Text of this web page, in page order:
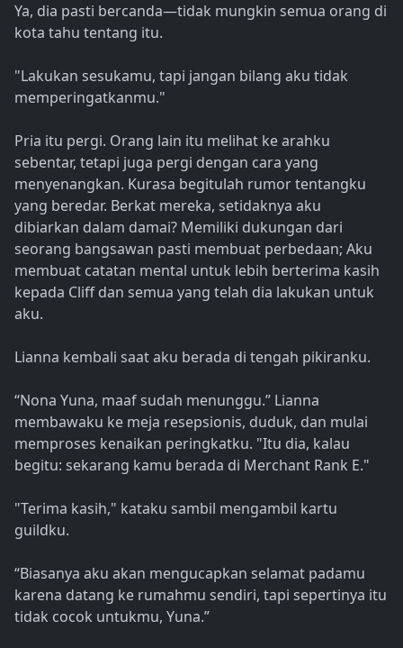
Ya, dia pasti bercanda—tidak mungkin semua orang di
kota tahu tentang itu.
"Lakukan sesukamu, tapi jangan bilang aku tidak
memperingatkanmu."
Pria itu pergi. Orang lain itu melihat ke arahku
sebentar, tetapi juga pergi dengan cara yang
menyenangkan. Kurasa begitulah rumor tentangku
yang beredar. Berkat mereka, setidaknya aku
dibiarkan dalam damai? Memiliki dukungan dari
seorang bangsawan pasti membuat perbedaan; Aku
membuat catatan mental untuk lebih berterima kasih
kepada Cliff dan semua yang telah dia lakukan untuk
aku.
Lianna kembali saat aku berada di tengah pikiranku.
“Nona Yuna, maaf sudah menunggu.” Lianna
membawaku ke meja resepsionis, duduk, dan mulai
memproses kenaikan peringkatku. "Itu dia, kalau
begitu: sekarang kamu berada di Merchant Rank E."
"Terima kasih," kataku sambil mengambil kartu
guildku.
“Biasanya aku akan mengucapkan selamat padamu
karena datang ke rumahmu sendiri, tapi sepertinya itu
tidak cocok untukmu, Yuna.”